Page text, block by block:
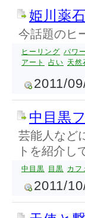
姫川薬
今話題のヒ
ヒーリング パワ
アート
占い 天然
2011/
中目黒
芸能人など
トを紹介し
中目黒 目黒 カフ
2011/